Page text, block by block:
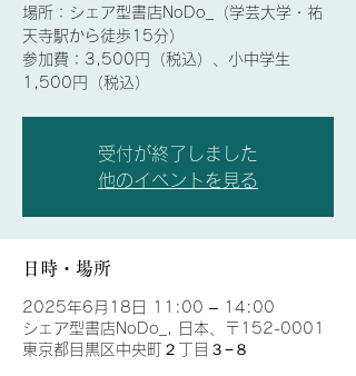
場所：シェア型書店NoDo_（学芸大学・祐
天寺駅から徒歩15分）
参加費：3,500円（税込）、小中学生
1,500円（税込）
受付が終了しました
他のイベントを見る
日時・場所
2025年6月18日 11:00 – 14:00
シェア型書店NoDo_, 日本、〒152-0001
東京都目黒区中央町２丁目３−８